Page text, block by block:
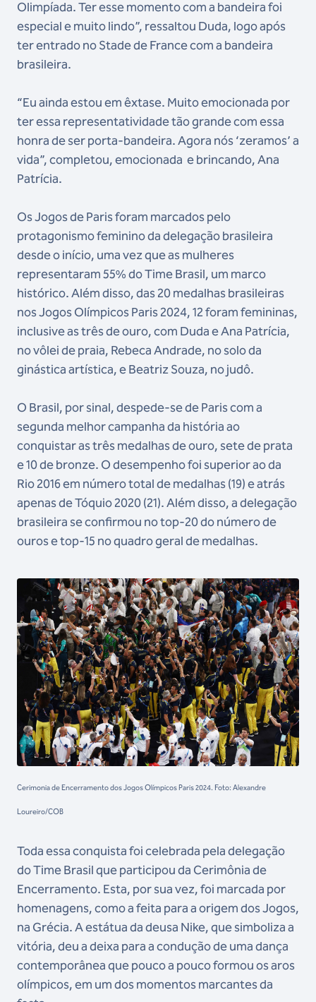
Olimpíada. Ter esse momento com a bandeira foi
especial e muito lindo”, ressaltou Duda, logo após
ter entrado no Stade de France com a bandeira
brasileira.
“Eu ainda estou em êxtase. Muito emocionada por
ter essa representatividade tão grande com essa
honra de ser porta-bandeira. Agora nós ‘zeramos’ a
vida”, completou, emocionada e brincando, Ana
Patrícia.
Os Jogos de Paris foram marcados pelo
protagonismo feminino da delegação brasileira
desde o início, uma vez que as mulheres
representaram 55% do Time Brasil, um marco
histórico. Além disso, das 20 medalhas brasileiras
nos Jogos Olímpicos Paris 2024, 12 foram femininas,
inclusive as três de ouro, com Duda e Ana Patrícia,
no vôlei de praia, Rebeca Andrade, no solo da
ginástica artística, e Beatriz Souza, no judô.
O Brasil, por sinal, despede-se de Paris com a
segunda melhor campanha da história ao
conquistar as três medalhas de ouro, sete de prata
e 10 de bronze. O desempenho foi superior ao da
Rio 2016 em número total de medalhas (19) e atrás
apenas de Tóquio 2020 (21). Além disso, a delegação
brasileira se confirmou no top-20 do número de
ouros e top-15 no quadro geral de medalhas.
Cerimonia de Encerramento dos Jogos Olímpicos Paris 2024. Foto: Alexandre
Loureiro/COB
Toda essa conquista foi celebrada pela delegação
do Time Brasil que participou da Cerimônia de
Encerramento. Esta, por sua vez, foi marcada por
homenagens, como a feita para a origem dos Jogos,
na Grécia. A estátua da deusa Nike, que simboliza a
vitória, deu a deixa para a condução de uma dança
contemporânea que pouco a pouco formou os aros
olímpicos, em um dos momentos marcantes da